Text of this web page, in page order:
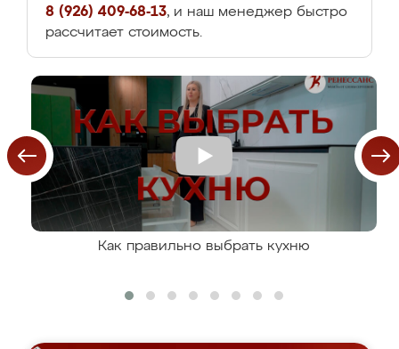
8 (926) 409-68-13, и наш менеджер быстро
рассчитает стоимость.
Как правильно выбрать кухню